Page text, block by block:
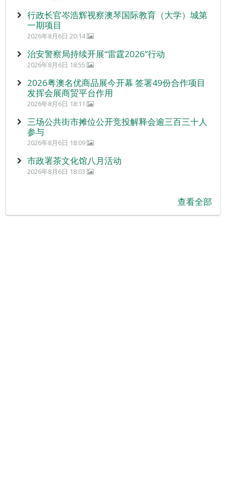
行政长官岑浩辉视察澳琴国际教育（大学）城第
一期项目
2026年8月6日 20:14
治安警察局持续开展“雷霆2026”行动
2026年8月6日 18:55
2026粤澳名优商品展今开幕 签署49份合作项目
发挥会展商贸平台作用
2026年8月6日 18:11
三场公共街市摊位公开竞投解释会逾三百三十人
参与
2026年8月6日 18:09
市政署茶文化馆八月活动
2026年8月6日 18:03
查看全部